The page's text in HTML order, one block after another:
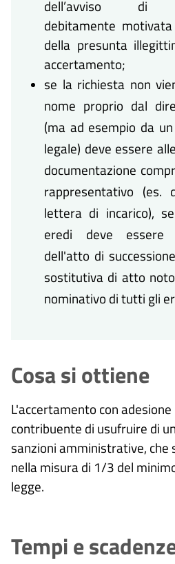
dell’avviso di
debitamente
della presunta
accertamento;
se la richiesta non
nome proprio dal
(ma ad esempio da
legale) deve essere
documentazione
rappresentativo (es.
lettera di incarico),
eredi deve essere
dell'atto di
sostitutiva di atto
nominativo di tutti gli
Cosa si ottiene
L'accertamento con
contribuente di usufruire di
sanzioni amministrative, che
nella misura di 1/3 del
legge.
Tempi e